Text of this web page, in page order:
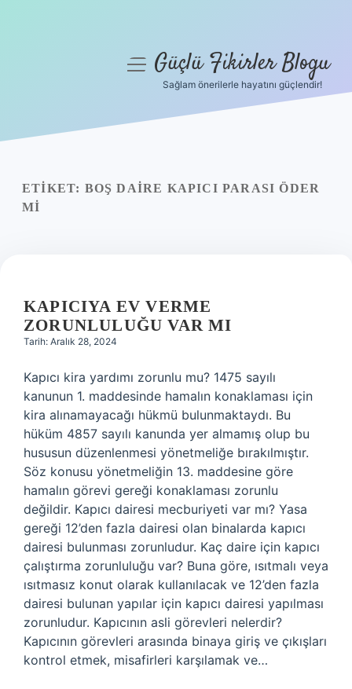
Yasal Uyarı
menüyüGüçlü Fikirler Blogu
Sağlam önerilerle hayatını güçlendir!
ETIKET: BOŞ DAIRE KAPICI PARASI ÖDER
MI
KAPICIYA EV VERME
ZORUNLULUĞU VAR MI
Tarih: Aralık 28, 2024
Kapıcı kira yardımı zorunlu mu? 1475 sayılı
kanunun 1. maddesinde hamalın konaklaması için
kira alınamayacağı hükmü bulunmaktaydı. Bu
hüküm 4857 sayılı kanunda yer almamış olup bu
hususun düzenlenmesi yönetmeliğe bırakılmıştır.
Söz konusu yönetmeliğin 13. maddesine göre
hamalın görevi gereği konaklaması zorunlu
değildir. Kapıcı dairesi mecburiyeti var mı? Yasa
gereği 12’den fazla dairesi olan binalarda kapıcı
dairesi bulunması zorunludur. Kaç daire için kapıcı
çalıştırma zorunluluğu var? Buna göre, ısıtmalı veya
ısıtmasız konut olarak kullanılacak ve 12’den fazla
dairesi bulunan yapılar için kapıcı dairesi yapılması
zorunludur. Kapıcının asli görevleri nelerdir?
Kapıcının görevleri arasında binaya giriş ve çıkışları
kontrol etmek, misafirleri karşılamak ve…